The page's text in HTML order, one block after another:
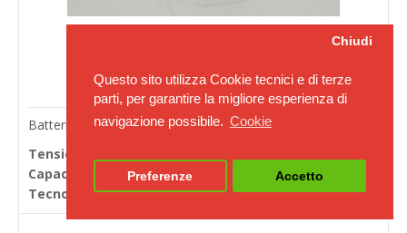
Questo sito utilizza Cookie tecnici e di terze
parti, per garantire la migliore esperienza di
navigazione possibile. Cookie
Chiudi
Preferenze Accetto
Batterie per avvitatori Makita ZT03503000
Tensione in Volts:
Capacità Ah (20h): 1.5
Tecnologia:
Litio